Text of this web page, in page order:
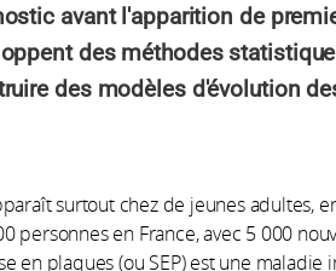
avant l'apparition de
des méthodes
des modèles d'évolution
surtout chez de jeunes adultes,
personnes en France, avec 5 000
en plaques (ou SEP) est une